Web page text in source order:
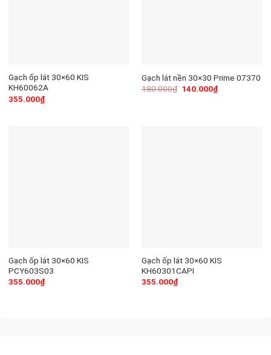
Gạch ốp lát 30×60 KIS
KH60062A
355.000₫
Gạch lát nền 30×30 Prime 07370
180.000₫ 140.000₫
Gạch ốp lát 30×60 KIS
PCY603S03
355.000₫
Gạch ốp lát 30×60 KIS
KH60301CAPI
355.000₫